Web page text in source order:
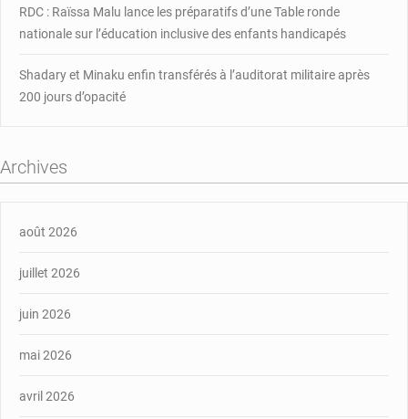
RDC : Raïssa Malu lance les préparatifs d’une Table ronde
nationale sur l’éducation inclusive des enfants handicapés
Shadary et Minaku enfin transférés à l’auditorat militaire après
200 jours d’opacité
Archives
août 2026
juillet 2026
juin 2026
mai 2026
avril 2026